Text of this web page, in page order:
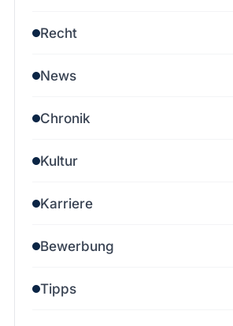
Recht
News
Chronik
Kultur
Karriere
Bewerbung
Tipps